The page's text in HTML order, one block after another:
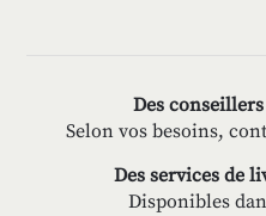
Des
Selon vos besoins,
Des services de
Disponibles